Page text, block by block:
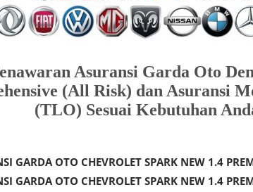
Asuransi Garda Oto
(All Risk) dan Asuransi
(TLO) Sesuai Kebutuhan
GARDA OTO CHEVROLET SPARK NEW 1.4
GARDA OTO CHEVROLET SPARK NEW 1.4